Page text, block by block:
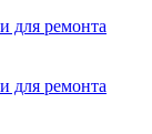
для ремонта
для ремонта